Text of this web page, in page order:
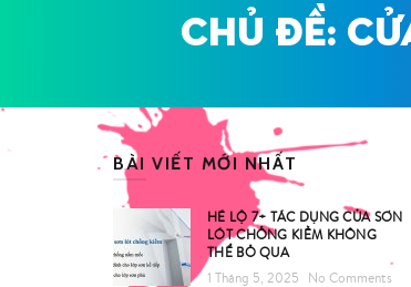
CHỦ ĐỀ:
BÀI VIẾT MỚI NHẤT
HÉ LỘ 7+ TÁC DỤNG CỦA SƠN
LÓT CHỐNG KIỀM KHÔNG
THỂ BỎ QUA
1 Tháng 5, 2025
No Comments